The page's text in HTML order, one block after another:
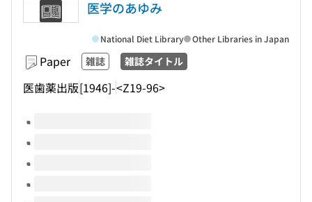
医学のあゆみ
Paper 雑誌 雑誌タイトル
医歯薬出版[1946]-<Z19-96>
National Diet Library Other Libraries in Japan
Volumes of this title